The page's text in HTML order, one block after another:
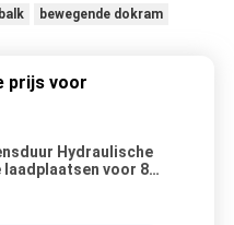
bewegende dokram
prijs voor
Hydraulische
laadplaatsen voor 8